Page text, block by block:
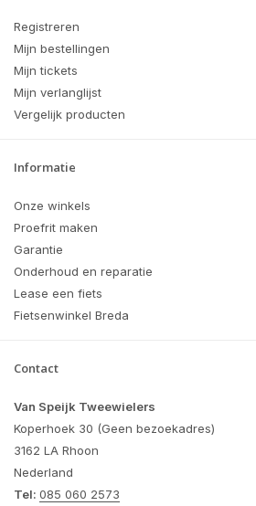
Registreren
Mijn bestellingen
Mijn tickets
Mijn verlanglijst
Vergelijk producten
Informatie
Onze winkels
Proefrit maken
Garantie
Onderhoud en reparatie
Lease een fiets
Fietsenwinkel Breda
Contact
Van Speijk Tweewielers
Koperhoek 30 (Geen bezoekadres)
3162 LA Rhoon
Nederland
Tel: 085 060 2573